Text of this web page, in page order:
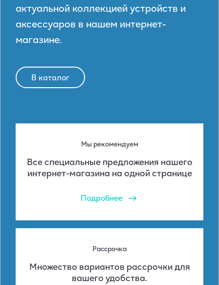
актуальной коллекцией устройств и
аксессуаров в нашем интернет-
магазине.
В каталог
Мы рекомендуем
Все специальные предложения нашего
интернет-магазина на одной странице
Подробнее
Рассрочка
Множество вариантов рассрочки для
вашего удобства.